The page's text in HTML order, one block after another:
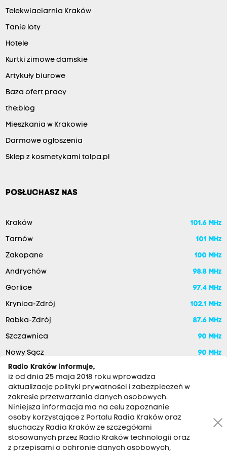
Telekwiaciarnia Kraków
Tanie loty
Hotele
Kurtki zimowe damskie
Artykuły biurowe
Baza ofert pracy
the:blog
Mieszkania w Krakowie
Darmowe ogłoszenia
Sklep z kosmetykami tolpa.pl
POSŁUCHASZ NAS
Kraków 101.6 MHz
Tarnów 101 MHz
Zakopane 100 MHz
Andrychów 98.8 MHz
Gorlice 97.4 MHz
Krynica-Zdrój 102.1 MHz
Rabka-Zdrój 87.6 MHz
Szczawnica 90 MHz
Nowy Sącz 90 MHz
RADIO KRAKÓW SA. Aleja Juliusza Słowackiego 22, 30-007
Radio Kraków informuje,
iż od dnia 25 maja 2018 roku wprowadza
aktualizację polityki prywatności i zabezpieczeń w
zakresie przetwarzania danych osobowych.
Niniejsza informacja ma na celu zapoznanie
osoby korzystające z Portalu Radia Kraków oraz
słuchaczy Radia Kraków ze szczegółami
stosowanych przez Radio Kraków technologii oraz
z przepisami o ochronie danych osobowych,